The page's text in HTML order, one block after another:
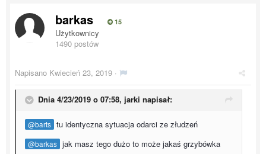
barkas 15
Użytkownicy
1490 postów
Napisano Kwiecień 23, 2019 ·
Dnia 4/23/2019 o 07:58, jarki napisał:
@barts tu identyczna sytuacja odarci ze złudzeń
@barkas jak masz tego dużo to może jakaś grzybówka